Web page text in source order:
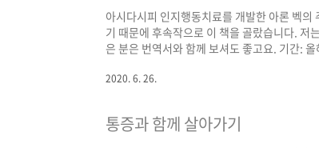
아시다시피 인지행동치료를 개발한 아론 벡
기 때문에 후속작으로 이 책을 골랐습니다. 저
은 분은 번역서와 함께 보셔도 좋고요. 기간:
(아래 이미지 참고). 금요일에 읽은 내용과 관
2020. 6. 26.
통증과 함께 살아가기